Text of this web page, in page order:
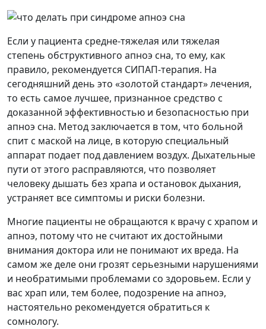
Если у пациента средне-тяжелая или тяжелая
степень обструктивного апноэ сна, то ему, как
правило, рекомендуется СИПАП-терапия. На
сегодняшний день это «золотой стандарт» лечения,
то есть самое лучшее, признанное средство с
доказанной эффективностью и безопасностью при
апноэ сна. Метод заключается в том, что больной
спит с маской на лице, в которую специальный
аппарат подает под давлением воздух. Дыхательные
пути от этого расправляются, что позволяет
человеку дышать без храпа и остановок дыхания,
устраняет все симптомы и риски болезни.
Многие пациенты не обращаются к врачу с храпом и
апноэ, потому что не считают их достойными
внимания доктора или не понимают их вреда. На
самом же деле они грозят серьезными нарушениями
и необратимыми проблемами со здоровьем. Если у
вас храп или, тем более, подозрение на апноэ,
настоятельно рекомендуется обратиться к
сомнологу.